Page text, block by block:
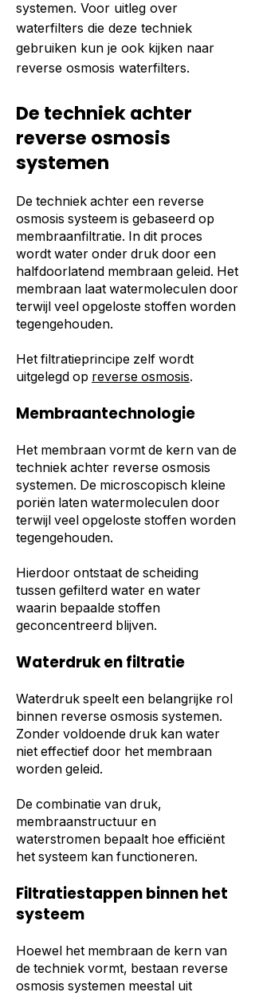
systemen. Voor uitleg over
waterfilters die deze techniek
gebruiken kun je ook kijken naar
reverse osmosis waterfilters.
De techniek achter
reverse osmosis
systemen
De techniek achter een reverse
osmosis systeem is gebaseerd op
membraanfiltratie. In dit proces
wordt water onder druk door een
halfdoorlatend membraan geleid. Het
membraan laat watermoleculen door
terwijl veel opgeloste stoffen worden
tegengehouden.
Het filtratieprincipe zelf wordt
uitgelegd op reverse osmosis.
Membraantechnologie
Het membraan vormt de kern van de
techniek achter reverse osmosis
systemen. De microscopisch kleine
poriën laten watermoleculen door
terwijl veel opgeloste stoffen worden
tegengehouden.
Hierdoor ontstaat de scheiding
tussen gefilterd water en water
waarin bepaalde stoffen
geconcentreerd blijven.
Waterdruk en filtratie
Waterdruk speelt een belangrijke rol
binnen reverse osmosis systemen.
Zonder voldoende druk kan water
niet effectief door het membraan
worden geleid.
De combinatie van druk,
membraanstructuur en
waterstromen bepaalt hoe efficiënt
het systeem kan functioneren.
Filtratiestappen binnen het
systeem
Hoewel het membraan de kern van
de techniek vormt, bestaan reverse
osmosis systemen meestal uit